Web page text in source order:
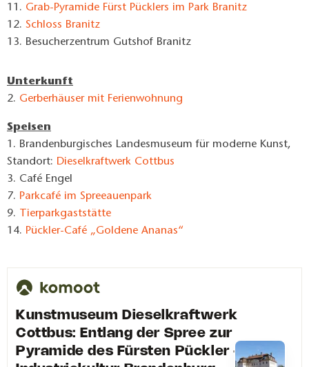
11. Grab-Pyramide Fürst Pücklers im Park Branitz
12. Schloss Branitz
13. Besucherzentrum Gutshof Branitz
Unterkunft
2. Gerberhäuser mit Ferienwohnung
Speisen
1. Brandenburgisches Landesmuseum für moderne Kunst,
Standort: Dieselkraftwerk Cottbus
3. Café Engel
7. Parkcafé im Spreeauenpark
9. Tierparkgaststätte
14. Pückler-Café „Goldene Ananas“